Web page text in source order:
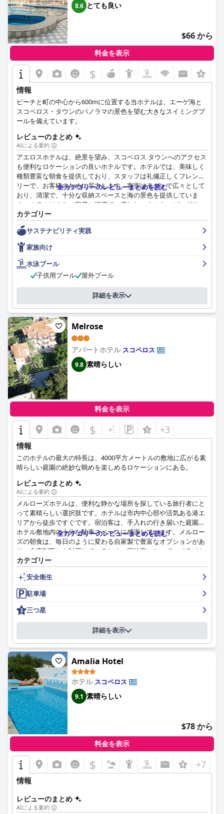
8.6 とても良い
$66 から
料金を表示
$
情報
ビーチと町の中心から600mに位置する当ホテルは、エーゲ海と
スコペロス・タウンのパノラマの景色を望む大きなスイミングプ
ールを備えています。
レビューのまとめ
AIによる要約
アエロスホテルは、絶景を望み、スコペロス タウンへのアクセス
も便利なロケーションの良いホテルです。ホテルでは、美味しく
種類豊富な朝食を提供しており、スタッフは礼儀正しくフレンド
リーで、お客様のために尽力します。客室はモダンで広々として
おり、清潔で、十分な収納スペースと海の景色を提供していま
す。ホテルはまた、完璧に清潔で、優れたハウスキーピングサー
ビスと厳格な Covid-19 プロトコルを備えています。プールエリ
アは手入れが行き届いており、たくさんのラウンジチェアとパラ
ソルがあります。Wi-Fi はこのホテルの最も強力な側面ではない
かもしれませんが、無料のアメニティです。一部のお客様は、ホ
テルには特定の 4 つ星のアメニティが不足していると感じました
が、全体的には休暇に賢明な選択であり、お金に見合う価値があ
ります。
全カテゴリーのレビューまとめを読む
カテゴリー
サステナビリティ実践
家族向け
水泳プール
子供用プール
屋外プール
詳細を表示
Melrose
アパートホテル スコペロス
9.8 素晴らしい
料金を表示
$ +3
情報
このホテルの最大の特長は、4000平方メートルの敷地に広がる素
晴らしい庭園の絶妙な眺めを楽しめるロケーションにある。
レビューのまとめ
AIによる要約
メルローズホテルは、便利な静かな場所を探している旅行者にと
って素晴らしい選択肢です。ホテルは市内中心部や活気ある港エ
リアから徒歩ですぐです。宿泊客は、手入れの行き届いた庭園と
ホテル敷地内の十分な駐車スペースに感謝しています。メルロー
ズの朝食は、毎日のように変わる自家製で豊富なオプションがあ
り、食事制限にも対応しているため、宿泊客にとってハイライト
となっています。客室は広々として快適で、必要なものがすべて
揃っており、家族連れに最適です。ホテルは、毎日の清掃サービ
スと新鮮なリネンが提供され、清潔さでも高く評価されていま
す。メルローズのスタッフはフレンドリーで思いやりがあり、宿
泊客のニーズに応えるために最善を尽くします。ホテルには、車
やバイクのための十分な屋根付き駐車場も用意されており、便利
な駐車場のあるホテルを探している人にも最適です。全体とし
て、メルローズは、このエリアでの快適で美しい滞在を求める家
族やカップルに素晴らしい体験を提供します。
全カテゴリーのレビューまとめを読む
カテゴリー
安全衛生
駐車場
三つ星
詳細を表示
Amalia Hotel
ホテル スコペロス
9.1 素晴らしい
$78 から
料金を表示
$ +7
情報
レビューのまとめ
AIによる要約